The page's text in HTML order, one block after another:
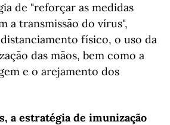
de "reforçar as medidas
a transmissão do vírus",
físico, o uso da
das mãos, bem como a
e o arejamento dos
a estratégia de imunização